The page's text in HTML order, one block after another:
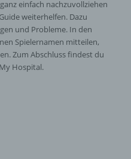
einfach nachzuvollziehen
weiterhelfen. Dazu
und Probleme. In den
Spielernamen mitteilen,
Zum Abschluss findest du
Hospital.